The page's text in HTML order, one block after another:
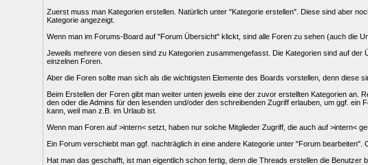
Zuerst muss man Kategorien erstellen. Natürlich unter "Kategorie erstellen". Diese sind aber
Kategorie angezeigt.
Wenn man im Forums-Board auf "Forum Übersicht" klickt, sind alle Foren zu sehen (auch die
Jeweils mehrere von diesen sind zu Kategorien zusammengefasst. Die Kategorien sind auf
einzelnen Foren.
Aber die Foren sollte man sich als die wichtigsten Elemente des Boards vorstellen, denn diese
Beim Erstellen der Foren gibt man weiter unten jeweils eine der zuvor erstellten Kategorien
den oder die Admins für den lesenden und/oder den schreibenden Zugriff erlauben, um ggf.
kann, weil man z.B. im Urlaub ist.
Wenn man Foren auf >intern< setzt, haben nur solche Mitglieder Zugriff, die auch auf >intern<
Ein Forum verschiebt man ggf. nachträglich in eine andere Kategorie unter "Forum
Hat man das geschafft, ist man eigentlich schon fertig, denn die Threads erstellen die Benutzer